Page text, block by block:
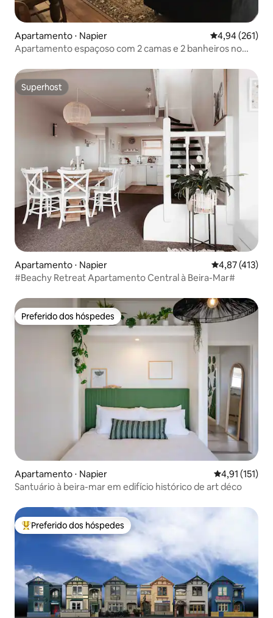
Apartamento ⋅ Napier 4,94 de uma
4,94 (261)
Apartamento espaçoso com 2 camas e 2 banheiros no
Superhost
Superhost
Apartamento ⋅ Napier 4,87 de uma
4,87 (413)
#Beachy Retreat Apartamento Central à Beira-Mar#
Preferido dos hóspedes
Preferido dos hóspedes
Apartamento ⋅ Napier 4,91 de uma
4,91 (151)
Santuário à beira-mar em edifício histórico de art déco
Entre os melhores preferidos dos hóspedes
Preferido dos hóspedes